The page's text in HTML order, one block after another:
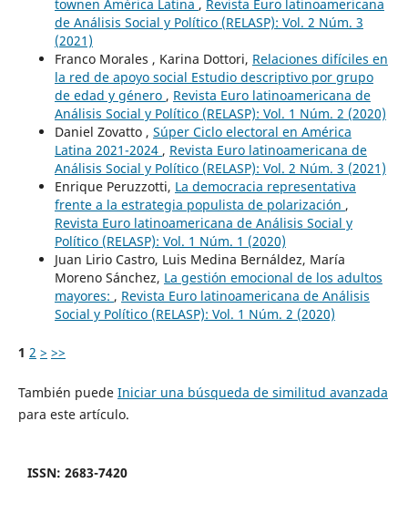
townen América Latina , Revista Euro latinoamericana
de Análisis Social y Político (RELASP): Vol. 2 Núm. 3
(2021)
Franco Morales , Karina Dottori, Relaciones difíciles en
la red de apoyo social Estudio descriptivo por grupo
de edad y género , Revista Euro latinoamericana de
Análisis Social y Político (RELASP): Vol. 1 Núm. 2 (2020)
Daniel Zovatto , Súper Ciclo electoral en América
Latina 2021-2024 , Revista Euro latinoamericana de
Análisis Social y Político (RELASP): Vol. 2 Núm. 3 (2021)
Enrique Peruzzotti, La democracia representativa
frente a la estrategia populista de polarización ,
Revista Euro latinoamericana de Análisis Social y
Político (RELASP): Vol. 1 Núm. 1 (2020)
Juan Lirio Castro, Luis Medina Bernáldez, María
Moreno Sánchez, La gestión emocional de los adultos
mayores: , Revista Euro latinoamericana de Análisis
Social y Político (RELASP): Vol. 1 Núm. 2 (2020)
1 2 > >>
También puede Iniciar una búsqueda de similitud avanzada
para este artículo.
ISSN: 2683-7420